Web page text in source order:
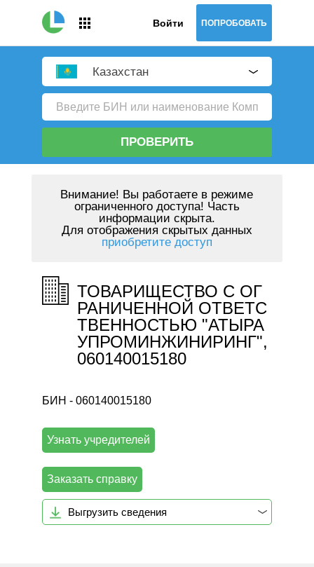
Войти ПОПРОБОВАТЬ
Казахстан
ПРОВЕРИТЬ
Внимание! Вы работаете в режиме
ограниченного доступа! Часть
информации скрыта.
Для отображения скрытых данных
приобретите доступ
ТОВАРИЩЕСТВО С ОГ
РАНИЧЕННОЙ ОТВЕТС
ТВЕННОСТЬЮ "АТЫРА
УПРОМИНЖИНИРИНГ",
060140015180
БИН - 060140015180
Узнать учредителей
Заказать справку
Выгрузить сведения